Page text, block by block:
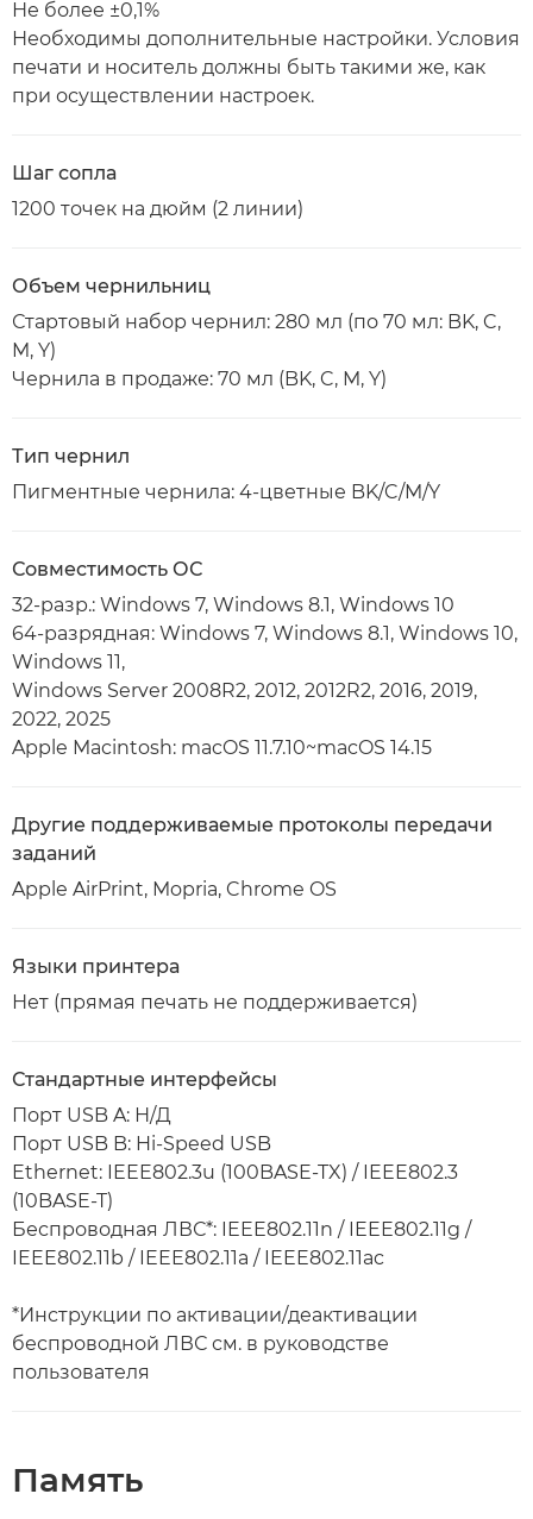
Не более ±0,1%
Необходимы дополнительные настройки. Условия
печати и носитель должны быть такими же, как
при осуществлении настроек.
Шаг сопла
1200 точек на дюйм (2 линии)
Объем чернильниц
Стартовый набор чернил: 280 мл (по 70 мл: BK, C,
M, Y)
Чернила в продаже: 70 мл (BK, C, M, Y)
Тип чернил
Пигментные чернила: 4-цветные BK/C/M/Y
Совместимость ОС
32-разр.: Windows 7, Windows 8.1, Windows 10
64-разрядная: Windows 7, Windows 8.1, Windows 10,
Windows 11,
Windows Server 2008R2, 2012, 2012R2, 2016, 2019,
2022, 2025
Apple Macintosh: macOS 11.7.10~macOS 14.15
Другие поддерживаемые протоколы передачи
заданий
Apple AirPrint, Mopria, Chrome OS
Языки принтера
Нет (прямая печать не поддерживается)
Стандартные интерфейсы
Порт USB A: Н/Д
Порт USB B: Hi-Speed USB
Ethernet: IEEE802.3u (100BASE-TX) / IEEE802.3
(10BASE-T)
Беспроводная ЛВС*: IEEE802.11n / IEEE802.11g /
IEEE802.11b / IEEE802.11a / IEEE802.11ac
*Инструкции по активации/деактивации
беспроводной ЛВС см. в руководстве
пользователя
Память